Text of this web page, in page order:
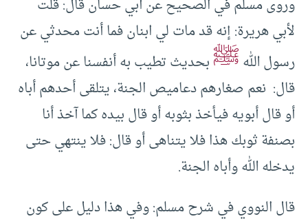
وروى مسلم في الصحيح عن أبي حسان قال: قلت
لأبي هريرة: إنه قد مات لي ابنان فما أنت محدثي عن
رسول اللهﷺبحديث تطيب به أنفسنا عن موتانا،
قال: نعم صغارهم دعاميص الجنة، يتلقى أحدهم أباه
أو قال أبويه فيأخذ بثوبه أو قال بيده كما آخذ أنا
بصنفة ثوبك هذا فلا يتناهى أو قال: فلا ينتهي حتى
يدخله الله وأباه الجنة.
قال النووي في شرح مسلم: وفي هذا دليل على كون